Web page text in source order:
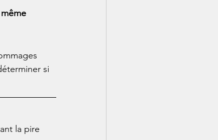
si
la pire